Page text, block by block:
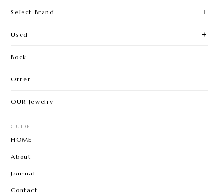
Select Brand
Used
Book
Other
OUR Jewelry
GUIDE
HOME
About
Journal
Contact